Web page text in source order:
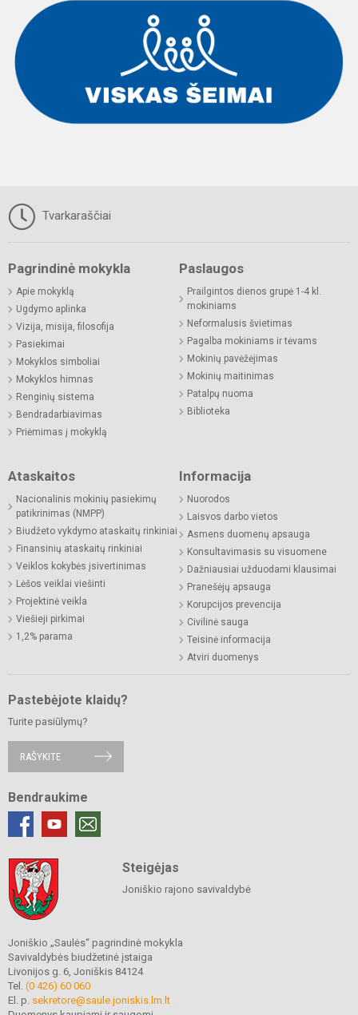
Tvarkaraščiai
Pagrindinė mokykla
Apie mokyklą
Ugdymo aplinka
Vizija, misija, filosofija
Pasiekimai
Mokyklos simboliai
Mokyklos himnas
Renginių sistema
Bendradarbiavimas
Priėmimas į mokyklą
Paslaugos
Prailgintos dienos grupė 1-4 kl.
mokiniams
Neformalusis švietimas
Pagalba mokiniams ir tėvams
Mokinių pavėžėjimas
Mokinių maitinimas
Patalpų nuoma
Biblioteka
Ataskaitos
Nacionalinis mokinių pasiekimų
patikrinimas (NMPP)
Biudžeto vykdymo ataskaitų rinkiniai
Finansinių ataskaitų rinkiniai
Veiklos kokybės įsivertinimas
Lėšos veiklai viešinti
Projektinė veikla
Viešieji pirkimai
1,2% parama
Informacija
Nuorodos
Laisvos darbo vietos
Asmens duomenų apsauga
Konsultavimasis su visuomene
Dažniausiai užduodami klausimai
Pranešėjų apsauga
Korupcijos prevencija
Civilinė sauga
Teisinė informacija
Atviri duomenys
Pastebėjote klaidų?
Turite pasiūlymų?
RAŠYKITE
Bendraukime
Steigėjas
Joniškio rajono savivaldybė
Joniškio „Saulės“ pagrindinė mokykla
Savivaldybės biudžetinė įstaiga
Livonijos g. 6, Joniškis 84124
Tel. (0 426) 60 060
El. p. sekretore@saule.joniskis.lm.lt